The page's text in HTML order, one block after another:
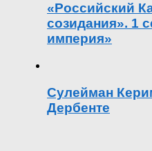
«Российский
созидания». 1
империя»
Сулейман
Дербенте